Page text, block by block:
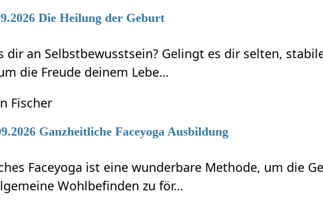
Die Heilung der Geburt
dir an Selbstbewusstsein? Gelingt es dir selten,
die Freude deinem Lebe…
Fischer
Ganzheitliche Faceyoga Ausbildung
Faceyoga ist eine wunderbare Methode, um die
Wohlbefinden zu för…